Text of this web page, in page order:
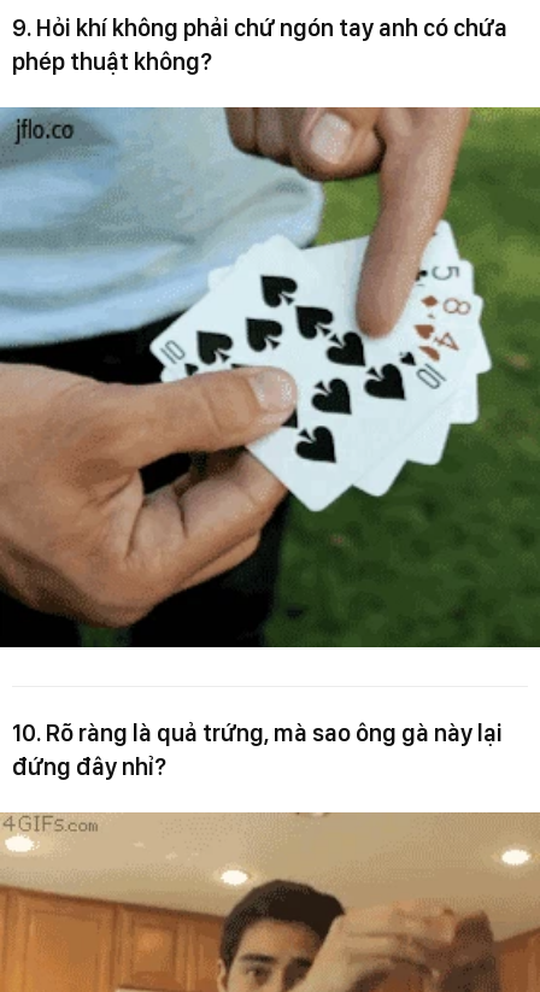
9. Hỏi khí không phải chứ ngón tay anh có chứa
phép thuật không?
10. Rõ ràng là quả trứng, mà sao ông gà này lại
đứng đây nhỉ?